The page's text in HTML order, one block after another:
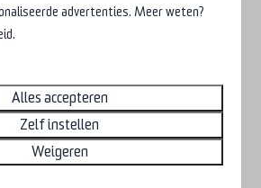
Vaartocht maken
of de kerk bezoeken
advertenties. Meer weten?
Alles accepteren
Zelf instellen
Weigeren